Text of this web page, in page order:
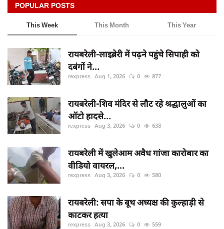
POPULAR POSTS
This Week This Month This Year
रायबरेली-लाइब्रेरी में पढ़ने पहुंचे सिपाही को
दबंगों ने...
rexpress Aug 1, 2026 0 877
रायबरेली-शिव मंदिर से लौट रहे श्रद्धालुओं का
ऑटो हादसे...
rexpress Aug 3, 2026 0 638
रायबरेली में खुलेआम अवैध गांजा कारोबार का
वीडियो वायरल,...
rexpress Aug 3, 2026 0 580
रायबरेली: सपा के बूथ अध्यक्ष की कुल्हाड़ी से
काटकर हत्या
rexpress Aug 3, 2026 0 559